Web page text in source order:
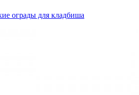
ограды для кладбиша